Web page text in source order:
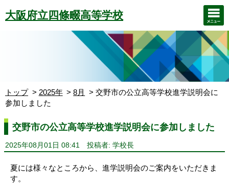
大阪府立四條畷高等学校
トップ 2025年 8月
交野市の公立高等学校進学説明会に
参加しました
交野市の公立高等学校進学説明会に参加しました
2025年08月01日 08:41 投稿者: 学校長
夏には様々なところから、進学説明会のご案内をいただきま
す。